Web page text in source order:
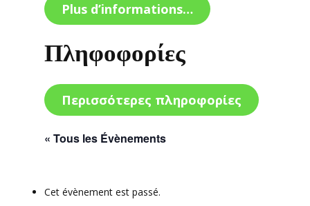
Plus d’informations…
Πληφοφορίες
Περισσότερες πληροφορίες
« Tous les Évènements
Cet évènement est passé.